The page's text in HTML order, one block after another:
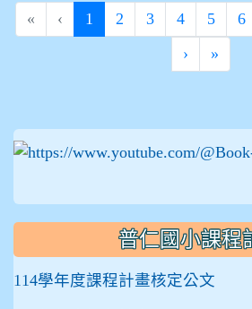
« ‹ 1 (current)
2 3 4 5 6
› »
普仁國小課程
114學年度課程計畫核定公文